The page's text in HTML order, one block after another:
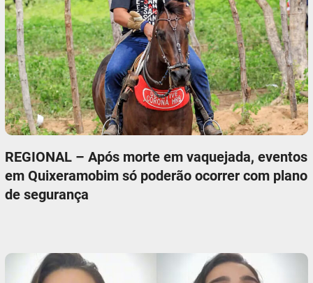
REGIONAL – Após morte em vaquejada, eventos
em Quixeramobim só poderão ocorrer com plano
de segurança